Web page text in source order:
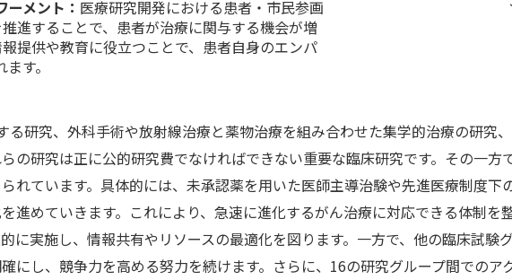
メント： 医療研究開発における患者・市民参画
推進することで、患者が治療に関与する機会が増
提供や教育に役立つことで、患者自身のエンパ
す。
る研究、外科手術や放射線治療と薬物治療を組み合わせた集学的治療の研究
の研究は正に公的研究費でなければできない重要な臨床研究です。その一
れています。具体的には、未承認薬を用いた医師主導治験や先進医療制度
進めていきます。これにより、急速に進化するがん治療に対応できる体制を
に実施し、情報共有やリソースの最適化を図ります。一方で、他の臨床試
にし、競争力を高める努力を続けます。さらに、16の研究グループ間での